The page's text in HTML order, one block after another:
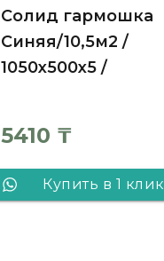
Солид гармошка
Синяя/10,5м2 /
1050х500х5 /
5410 ₸
Купить в 1 клик